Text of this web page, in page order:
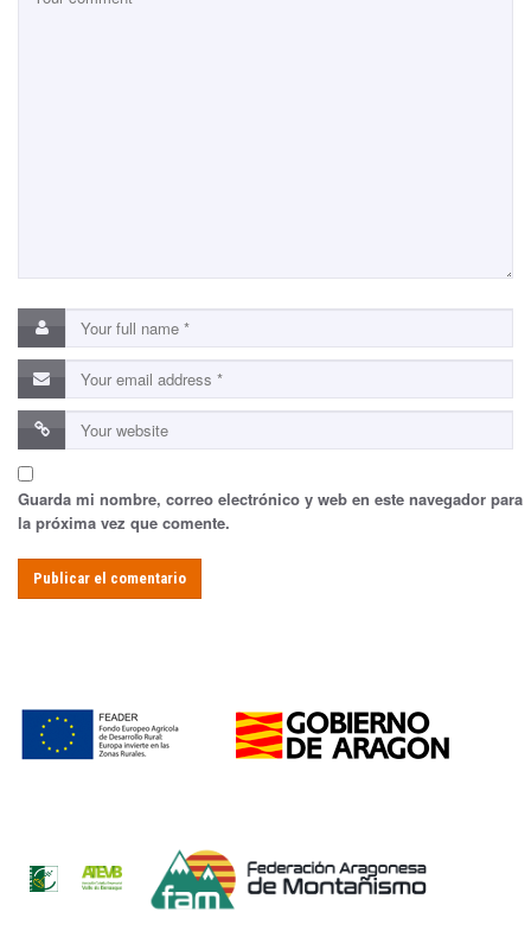
Guarda mi nombre, correo electrónico y web en este navegador para
la próxima vez que comente.